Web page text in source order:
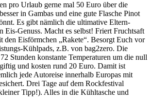
pro Urlaub gerne mal 50 Euro über die
in Gambas und eine gute Flasche Pinot
Es gibt nämlich die ultimative Eltern-
Eis-Genuss. Macht es selbst! Friert Fruchtsaft
den Eisförmchen „Rakete“. Besorgt Euch vor
Kühlpads, z.B. von bag2zero. Die
Stunden konstante Temperaturen um die null
und kosten rund 20 Euro. Damit ist
jede Autoreise innerhalb Europas mit
Drei Tage auf dem Rockfestival
Tipp!). Alles in die Kühltasche und